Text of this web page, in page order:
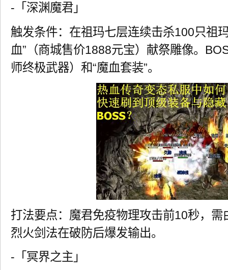
-「深渊魔君」
触发条件：在祖玛七层连续击杀100只祖
血”（商城售价1888元宝）献祭雕像。
师终极武器）和“魔血套装”。
打法要点：魔君免疫物理攻击前10秒，
烈火剑法在破防后爆发输出。
-「冥界之主」